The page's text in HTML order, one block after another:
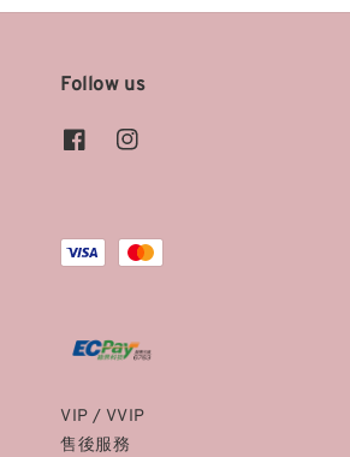
Follow us
VIP / VVIP
售後服務